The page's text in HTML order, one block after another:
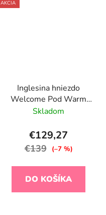
AKCIA
Inglesina hniezdo
Welcome Pod Warm
Beige
Skladom
€129,27
€139 (–7 %)
DO KOŠÍKA